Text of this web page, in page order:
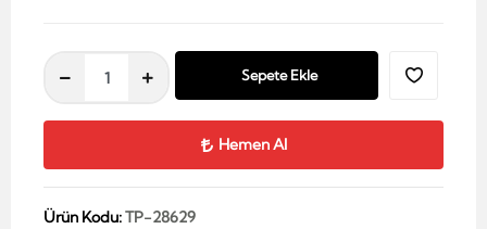
Sepete Ekle
Hemen Al
Ürün Kodu:TP-28629